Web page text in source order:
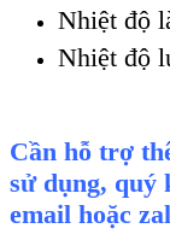
Nhiệt độ l
Nhiệt độ
Cần hỗ trợ
sử dụng, quý
email hoặc